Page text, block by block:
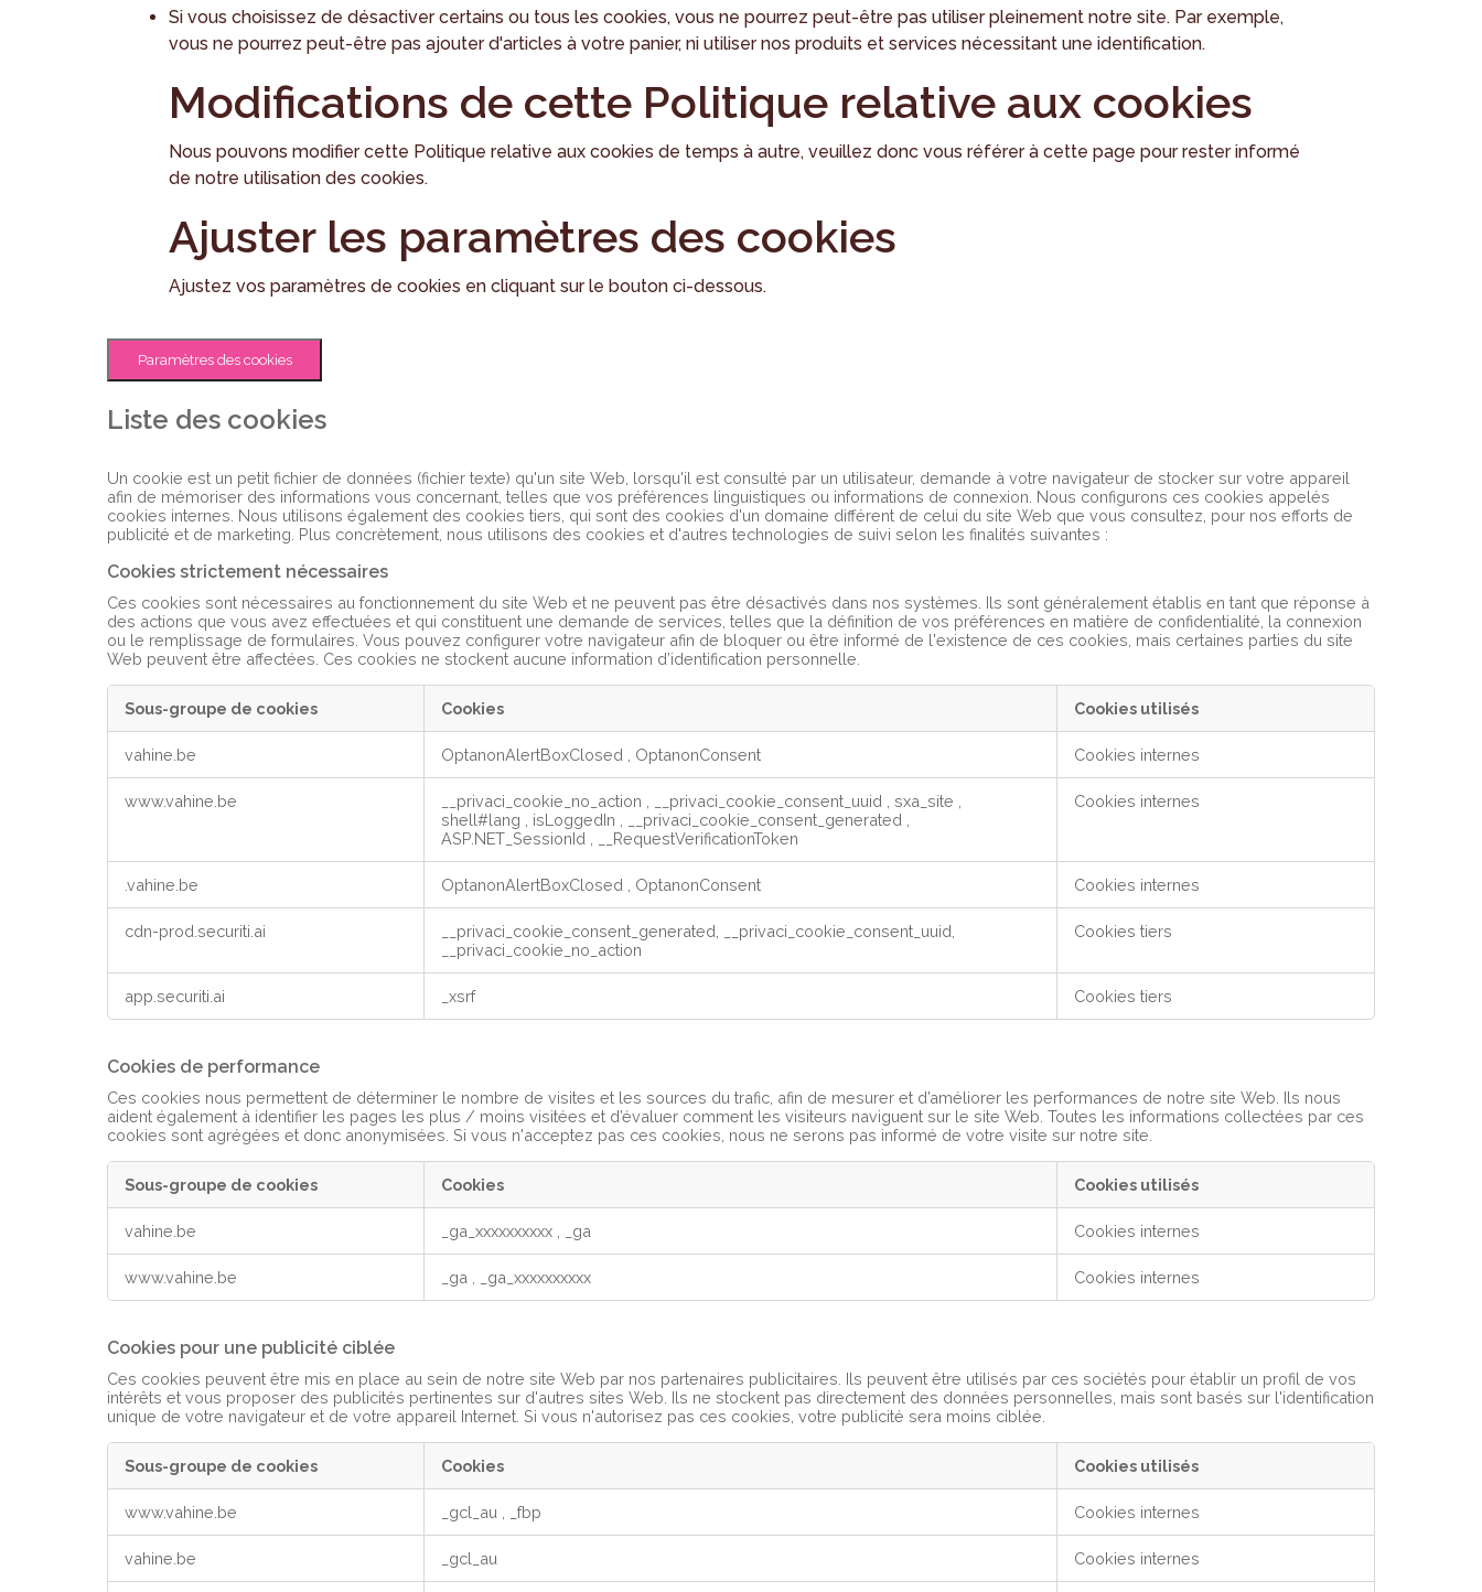
Si vous choisissez de désactiver certains ou tous les cookies, vous ne pourrez peut-être pas utiliser pleinement notre site. Par exemple,
vous ne pourrez peut-être pas ajouter d'articles à votre panier, ni utiliser nos produits et services nécessitant une identification.
Modifications de cette Politique relative aux cookies
Nous pouvons modifier cette Politique relative aux cookies de temps à autre, veuillez donc vous référer à cette page pour rester informé
de notre utilisation des cookies.
Ajuster les paramètres des cookies
Ajustez vos paramètres de cookies en cliquant sur le bouton ci-dessous.
Paramètres des cookies
Liste des cookies
Un cookie est un petit fichier de données (fichier texte) qu'un site Web, lorsqu'il est consulté par un utilisateur, demande à votre navigateur de stocker sur votre appareil
afin de mémoriser des informations vous concernant, telles que vos préférences linguistiques ou informations de connexion. Nous configurons ces cookies appelés
cookies internes. Nous utilisons également des cookies tiers, qui sont des cookies d'un domaine différent de celui du site Web que vous consultez, pour nos efforts de
publicité et de marketing. Plus concrètement, nous utilisons des cookies et d'autres technologies de suivi selon les finalités suivantes :
Cookies strictement nécessaires
Ces cookies sont nécessaires au fonctionnement du site Web et ne peuvent pas être désactivés dans nos systèmes. Ils sont généralement établis en tant que réponse à
des actions que vous avez effectuées et qui constituent une demande de services, telles que la définition de vos préférences en matière de confidentialité, la connexion
ou le remplissage de formulaires. Vous pouvez configurer votre navigateur afin de bloquer ou être informé de l'existence de ces cookies, mais certaines parties du site
Web peuvent être affectées. Ces cookies ne stockent aucune information d’identification personnelle.
strictement
nécessaires
Sous-groupe de cookies Cookies Cookies utilisés
vahine.be OptanonAlertBoxClosed OptanonConsent Cookies internes
www.vahine.be __privaci_cookie_no_action __privaci_cookie_consent_uuid sxa_site
shell#lang
isLoggedIn __privaci_cookie_consent_generated
ASP.NET_SessionId
__RequestVerificationToken
Cookies internes
.vahine.be OptanonAlertBoxClosed OptanonConsent Cookies internes
cdn-prod.securiti.ai
__privaci_cookie_consent_generated, __privaci_cookie_consent_uuid,
__privaci_cookie_no_action
Cookies tiers
app.securiti.ai _xsrf Cookies tiers
Cookies de performance
Ces cookies nous permettent de déterminer le nombre de visites et les sources du trafic, afin de mesurer et d’améliorer les performances de notre site Web. Ils nous
aident également à identifier les pages les plus / moins visitées et d’évaluer comment les visiteurs naviguent sur le site Web. Toutes les informations collectées par ces
cookies sont agrégées et donc anonymisées. Si vous n'acceptez pas ces cookies, nous ne serons pas informé de votre visite sur notre site.
de
performance
Sous-groupe de cookies Cookies Cookies utilisés
vahine.be _ga_xxxxxxxxxx _ga Cookies internes
www.vahine.be _ga _ga_xxxxxxxxxx Cookies internes
Cookies pour une publicité ciblée
Ces cookies peuvent être mis en place au sein de notre site Web par nos partenaires publicitaires. Ils peuvent être utilisés par ces sociétés pour établir un profil de vos
intérêts et vous proposer des publicités pertinentes sur d'autres sites Web. Ils ne stockent pas directement des données personnelles, mais sont basés sur l'identification
unique de votre navigateur et de votre appareil Internet. Si vous n'autorisez pas ces cookies, votre publicité sera moins ciblée.
pour
une
publicité
ciblée
Sous-groupe de cookies Cookies Cookies utilisés
www.vahine.be _gcl_au _fbp Cookies internes
vahine.be _gcl_au Cookies internes